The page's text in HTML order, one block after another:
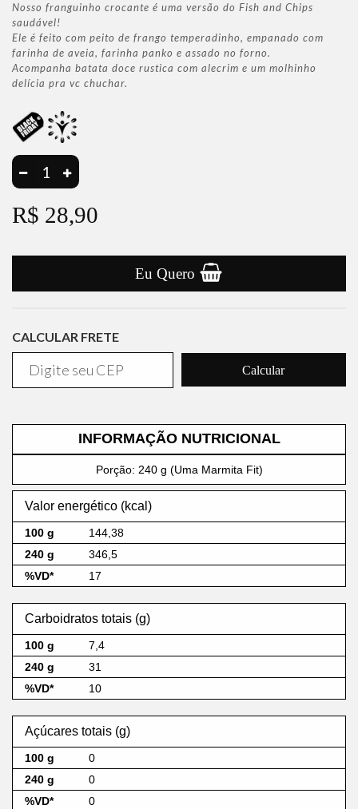
Nosso franguinho crocante é uma versão do Fish and Chips
saudável!
Ele é feito com peito de frango temperadinho, empanado com
farinha de aveia, farinha panko e assado no forno.
Acompanha batata doce rustica com alecrim e um molhinho
delícia pra vc chuchar.
R$ 28,90
Eu Quero
CALCULAR FRETE
Calcular
INFORMAÇÃO NUTRICIONAL
Porção: 240 g (Uma Marmita Fit)
Valor energético (kcal)
144,38
346,5
17
Carboidratos totais (g)
7,4
31
10
Açúcares totais (g)
0
0
0